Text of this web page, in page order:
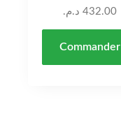
432.00 د.م.
Commander